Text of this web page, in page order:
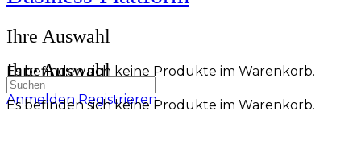
More
options
Ihre Auswahl
Es befinden sich keine Produkte im Warenkorb.
Anmelden Registrieren
Ihre Auswahl
Es befinden sich keine Produkte im Warenkorb.
Suchen
nach: